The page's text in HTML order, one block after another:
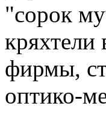
"сорок
кряхтели
фирмы,
оптико-